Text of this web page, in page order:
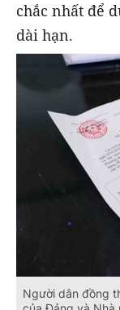
chắc nhất để
dài hạn.
Người dân đồng